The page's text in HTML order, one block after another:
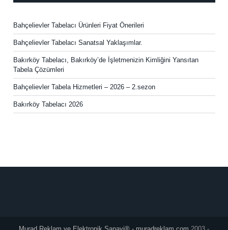
Bahçelievler Tabelacı Ürünleri Fiyat Önerileri
Bahçelievler Tabelacı Sanatsal Yaklaşımlar.
Bakırköy Tabelacı, Bakırköy’de İşletmenizin Kimliğini Yansıtan
Tabela Çözümleri
Bahçelievler Tabela Hizmetleri – 2026 – 2.sezon
Bakırköy Tabelacı 2026